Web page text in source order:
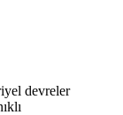
devreler